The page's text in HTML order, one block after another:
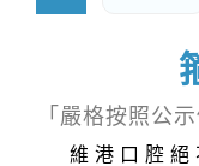
「嚴格按照公
維港口腔